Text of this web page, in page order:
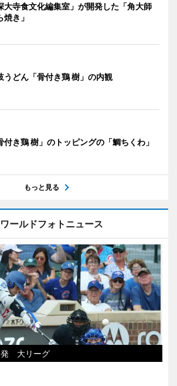
大寺食文化編集室」が開発した「角大師
焼き」
うどん「骨付き鶏 樹」の内観
付き鶏 樹」のトッピングの「鯛ちくわ」
もっと見る
ワールドフォトニュース
発 大リーグ